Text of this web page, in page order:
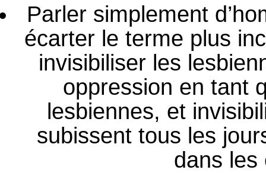
Parler simplement
écarter le terme plus
invisibiliser les
oppression en tant
lesbiennes, et
subissent tous les
dans les